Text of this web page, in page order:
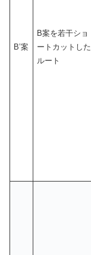
B’案
B案を若干ショ
ートカットした
ルート